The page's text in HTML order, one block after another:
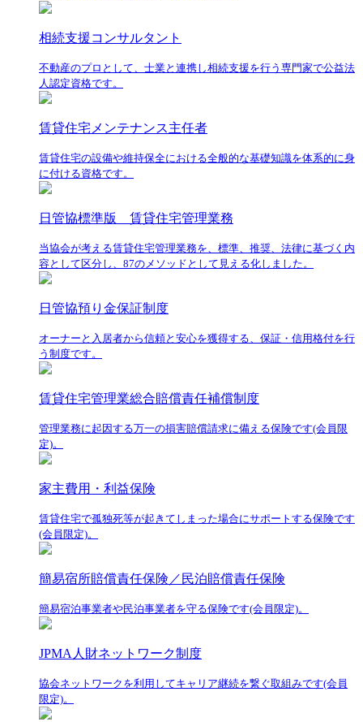
相続支援コンサルタント
不動産のプロとして、士業と連携し相続支援を行う専門家で公益法
人認定資格です。
賃貸住宅メンテナンス主任者
賃貸住宅の設備や維持保全における全般的な基礎知識を体系的に身
に付ける資格です。
日管協標準版 賃貸住宅管理業務
当協会が考える賃貸住宅管理業務を、標準、推奨、法律に基づく内
容として区分し、87のメソッドとして見える化しました。
日管協預り金保証制度
オーナーと入居者から信頼と安心を獲得する、保証・信用格付を行
う制度です。
賃貸住宅管理業総合賠償責任補償制度
管理業務に起因する万一の損害賠償請求に備える保険です(会員限
定)。
家主費用・利益保険
賃貸住宅で孤独死等が起きてしまった場合にサポートする保険です
(会員限定)。
簡易宿所賠償責任保険／民泊賠償責任保険
簡易宿泊事業者や民泊事業者を守る保険です(会員限定)。
JPMA人財ネットワーク制度
協会ネットワークを利用してキャリア継続を繋ぐ取組みです(会員
限定)。